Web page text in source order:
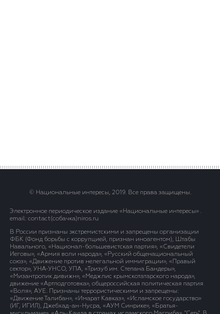
© Национальные интересы, 2019. Все права защищены.
Электронное периодическое издание «Национальные интересы» .
email: contact(сoбaчка)niros.ru
В России признаны экстремистскими и запрещены организации
ФБК (Фонд борьбы с коррупцией, признан иноагентом), Штабы
Навального, «Национал-большевистская партия», «Свидетели
Иеговы», «Армия воли народа», «Русский общенациональный
союз», «Движение против нелегальной иммиграции», «Правый
сектор», УНА-УНСО, УПА, «Тризуб им. Степана Бандеры»,
«Мизантропик дивижн», «Меджлис крымскотатарского народа»,
движение «Артподготовка», общероссийская политическая партия
«Воля», АУЕ. Признаны террористическими и запрещены:
«Движение Талибан», «Имарат Кавказ», «Исламское государство»
(ИГ, ИГИЛ), Джебхад-ан-Нусра, «АУМ Синрике», «Братья-